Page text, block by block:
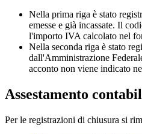
Nella prima riga è stato
emesse e già incassate. Il
l'importo IVA calcolato nel
Nella seconda riga è stato
dall'Amministrazione
acconto non viene indicato
Assestamento
Per le registrazioni di chiusura si